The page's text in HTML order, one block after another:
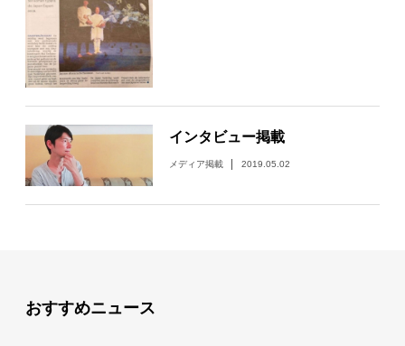
インタビュー掲載
メディア掲載 2019.05.02
おすすめニュース